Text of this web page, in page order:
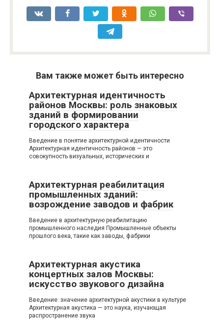
Вам также может быть интересно
Архитектурная идентичность
районов Москвы: роль знаковых
зданий в формировании
городского характера
Введение в понятие архитектурной идентичности
Архитектурная идентичность районов — это
совокупность визуальных, исторических и
Архитектурная реабилитация
промышленных зданий:
возрождение заводов и фабрик
Введение в архитектурную реабилитацию
промышленного наследия Промышленные объекты
прошлого века, такие как заводы, фабрики
Архитектурная акустика
концертных залов Москвы:
искусство звукового дизайна
Введение: значение архитектурной акустики в культуре
Архитектурная акустика — это наука, изучающая
распространение звука